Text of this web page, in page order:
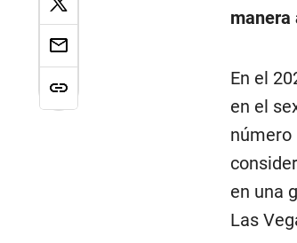
manera
En el
en el
número
en una
Las